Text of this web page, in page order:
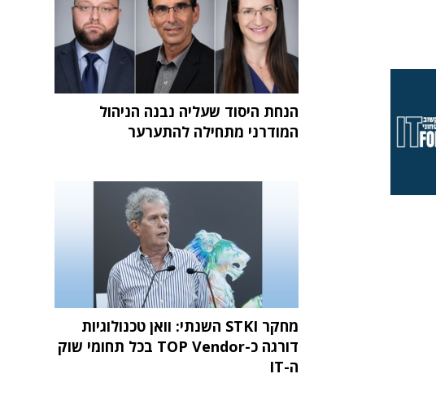
הנחת היסוד שעליה נבנה הניהול
המודרני מתחילה להתערער
מחקר STKI השנתי: וואן טכנולוגיות
דורגה כ-TOP Vendor בכל תחומי שוק
ה-IT